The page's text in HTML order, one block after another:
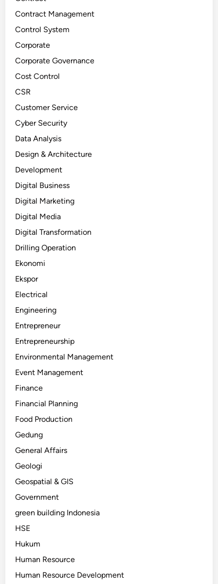
Contract Management
Control System
Corporate
Corporate Governance
Cost Control
CSR
Customer Service
Cyber Security
Data Analysis
Design & Architecture
Development
Digital Business
Digital Marketing
Digital Media
Digital Transformation
Drilling Operation
Ekonomi
Ekspor
Electrical
Engineering
Entrepreneur
Entrepreneurship
Environmental Management
Event Management
Finance
Financial Planning
Food Production
Gedung
General Affairs
Geologi
Geospatial & GIS
Government
green building Indonesia
HSE
Hukum
Human Resource
Human Resource Development